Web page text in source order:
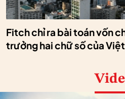
Fitch chỉ ra bài toán vốn
trưởng hai chữ số của